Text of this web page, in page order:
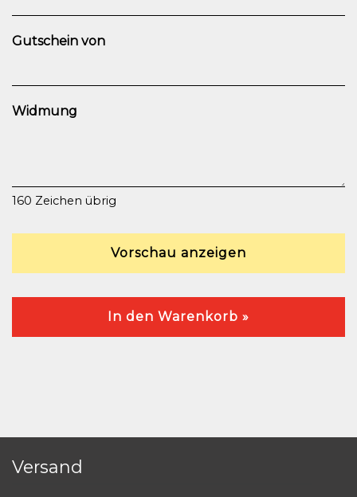
Gutschein von
Widmung
160 Zeichen übrig
Vorschau anzeigen
In den Warenkorb »
Versand